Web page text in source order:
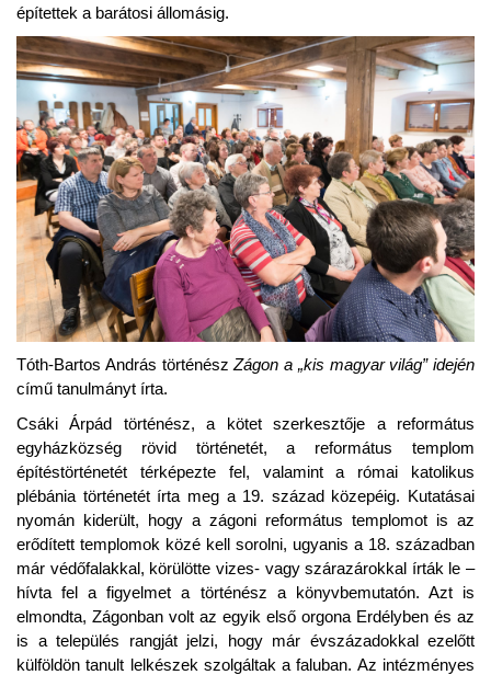
építettek a barátosi állomásig.
Tóth-Bartos András történészZágon a „kis magyar világ” idején
című tanulmányt írta.
Csáki Árpád történész, a kötet szerkesztője a református
egyházközség rövid történetét, a református templom
építéstörténetét térképezte fel, valamint a római katolikus
plébánia történetét írta meg a 19. század közepéig. Kutatásai
nyomán kiderült, hogy a zágoni református templomot is az
erődített templomok közé kell sorolni, ugyanis a 18. században
már védőfalakkal, körülötte vizes- vagy szárazárokkal írták le –
hívta fel a figyelmet a történész a könyvbemutatón. Azt is
elmondta, Zágonban volt az egyik első orgona Erdélyben és az
is a település rangját jelzi, hogy már évszázadokkal ezelőtt
külföldön tanult lelkészek szolgáltak a faluban. Az intézményes